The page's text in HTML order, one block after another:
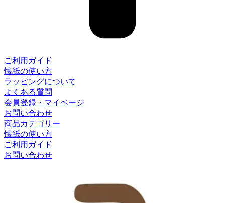
ご利用ガイド
懐紙の使い方
ラッピングについて
よくある質問
会員登録・マイページ
お問い合わせ
商品カテゴリー
懐紙の使い方
ご利用ガイド
お問い合わせ